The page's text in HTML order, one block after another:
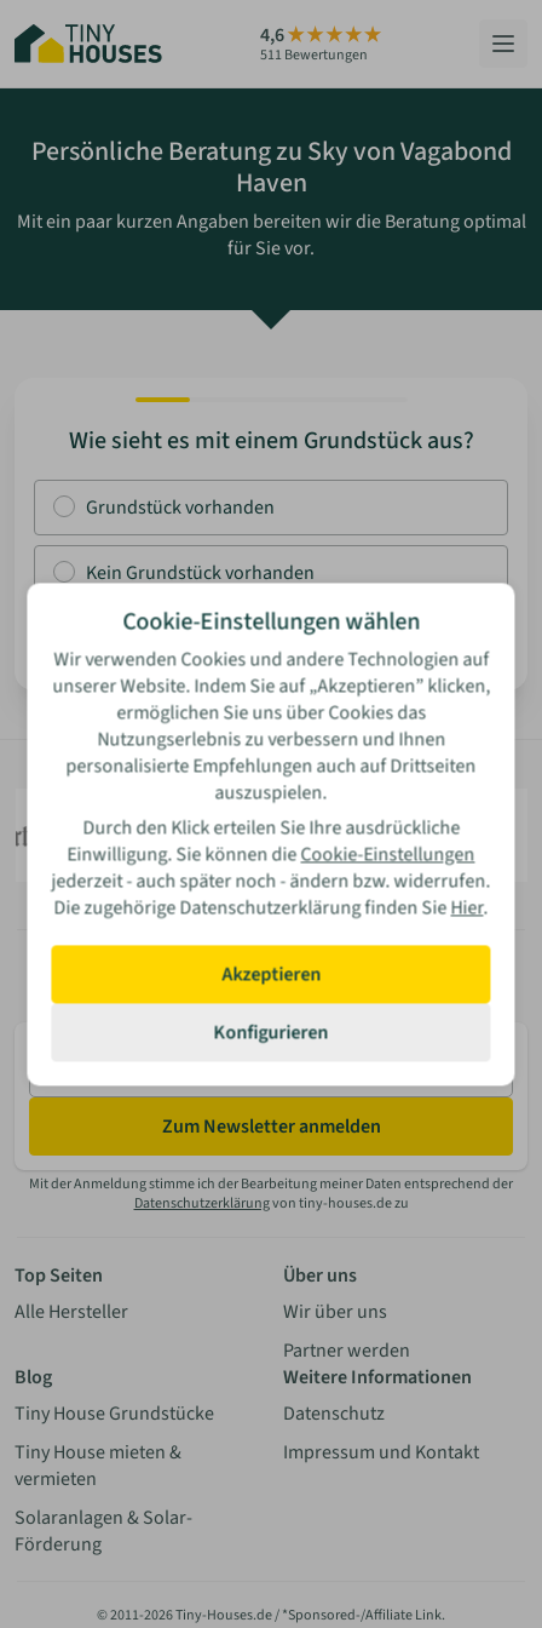
Hauptinhalt
springen
4,6
511 Bewertungen
HÄUSER
RATGEBER
ZUM HAUS-FINDER
MERKLISTE
Persönliche Beratung zu Sky von Vagabond
Haven
Mit ein paar kurzen Angaben bereiten wir die Beratung optimal
für Sie vor.
Wie sieht es mit einem Grundstück aus?
Grundstück vorhanden
Kein Grundstück vorhanden
Cookie-Einstellungen wählen
Wir verwenden Cookies und andere Technologien auf
unserer Website. Indem Sie auf „Akzeptieren” klicken,
ermöglichen Sie uns über Cookies das
Nutzungserlebnis zu verbessern und Ihnen
personalisierte Empfehlungen auch auf Drittseiten
auszuspielen.
Durch den Klick erteilen Sie Ihre ausdrückliche
Einwilligung. Sie können dieCookie-Einstellungen
jederzeit - auch später noch - ändern bzw. widerrufen.
Die zugehörige Datenschutzerklärung finden SieHier.
Akzeptieren
Konfigurieren
Mail
Zum Newsletter anmelden
Mit der Anmeldung stimme ich der Bearbeitung meiner Daten entsprechend der
Datenschutzerklärungvon tiny-houses.de zu
Top Seiten
Alle Hersteller
Über uns
Wir über uns
Partner werden
Blog
Tiny House Grundstücke
Tiny House mieten &
vermieten
Solaranlagen & Solar-
Förderung
Weitere Informationen
Datenschutz
Impressum und Kontakt
© 2011-2026 Tiny-Houses.de / *Sponsored-/Affiliate Link.